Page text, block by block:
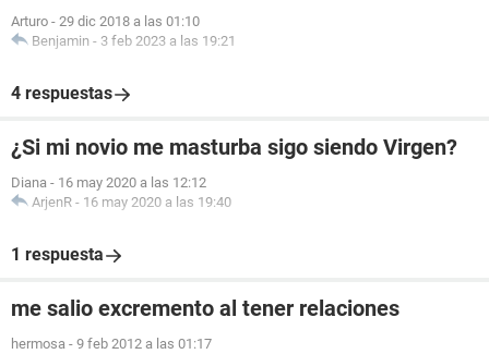
Arturo - 29 dic 2018 a las 01:10
Benjamin - 3 feb 2023 a las 19:21
4 respuestas
¿Si mi novio me masturba sigo siendo Virgen?
Diana - 16 may 2020 a las 12:12
ArjenR - 16 may 2020 a las 19:40
1 respuesta
me salio excremento al tener relaciones
hermosa - 9 feb 2012 a las 01:17